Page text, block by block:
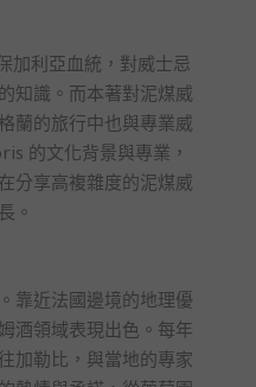
加利亞血統，對威士忌
知識。而本著對泥煤威
蘭的旅行中也與專業威
的文化背景與專業，
分享高複雜度的泥煤威
。
靠近法國邊境的地理優
酒領域表現出色。每年
加勒比，與當地的專家